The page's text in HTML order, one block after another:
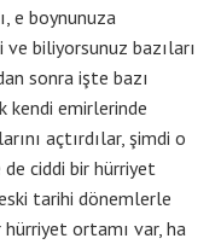
e boynunuza
biliyorsunuz bazıları
sonra işte bazı
kendi emirlerinde
açtırdılar, şimdi o
ciddi bir hürriyet
tarihi dönemlerle
hürriyet ortamı var, ha